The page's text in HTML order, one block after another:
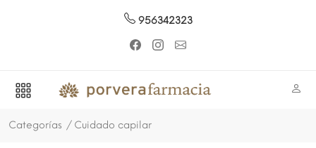
956342323
Categorías Cuidado capilar